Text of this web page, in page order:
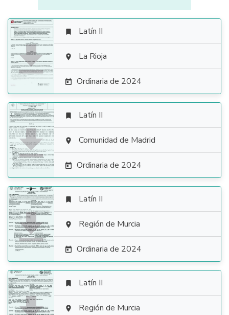

 Latín II
 La Rioja
 Ordinaria de 2024

 Latín II
 Comunidad de Madrid
 Ordinaria de 2024

 Latín II
 Región de Murcia
 Ordinaria de 2024
 Latín II
 Región de Murcia